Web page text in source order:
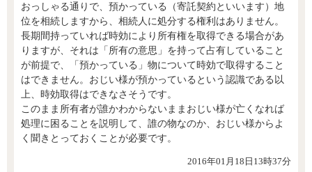
おっしゃる通りで、預かっている（寄託契約といいます）地
位を相続しますから、相続人に処分する権利はありません。
長期間持っていれば時効により所有権を取得できる場合があ
りますが、それは「所有の意思」を持って占有していること
が前提で、「預かっている」物について時効で取得すること
はできません。おじい様が預かっているという認識である以
上、時効取得はできなさそうです。
このまま所有者が誰かわからないままおじい様が亡くなれば
処理に困ることを説明して、誰の物なのか、おじい様からよ
く聞きとっておくことが必要です。
2016年01月18日13時37分